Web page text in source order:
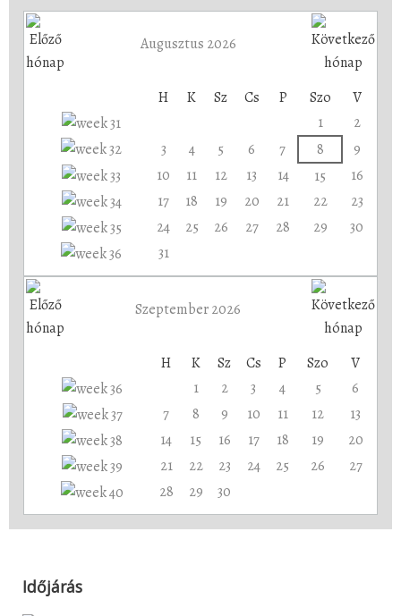
Augusztus 2026
H K Sz Cs P Szo
V
1
2
3
4 5 6 7 8
9
10
11 12 13 14 15
16
17
18 19 20 21 22
23
24
25 26 27 28 29
30
31
Szeptember 2026
H K Sz Cs P Szo
V
1
2 3 4 5
6
7
8 9 10 11 12
13
14
15 16 17 18 19
20
21
22 23 24 25 26
27
28
29 30
Időjárás